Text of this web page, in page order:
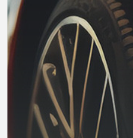
และ
กิจกรรม